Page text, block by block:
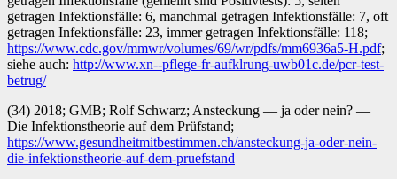
getragen Infektionsfälle: 6, manchmal getragen Infektionsfälle: 7, oft
getragen Infektionsfälle: 23, immer getragen Infektionsfälle: 118;
https://www.cdc.gov/mmwr/volumes/69/wr/pdfs/mm6936a5-H.pdf;
siehe auch: http://www.xn--pflege-fr-aufklrung-uwb01c.de/pcr-test-
betrug/
(34) 2018; GMB; Rolf Schwarz; Ansteckung — ja oder nein? —
Die Infektionstheorie auf dem Prüfstand;
https://www.gesundheitmitbestimmen.ch/ansteckung-ja-oder-nein-
die-infektionstheorie-auf-dem-pruefstand